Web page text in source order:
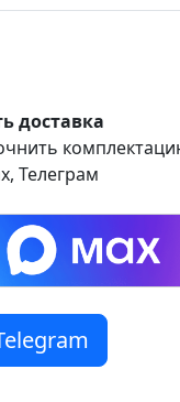
[1]
[80]
[1]
[528]
[1]
[4]
[12]
доставка
Телеграм